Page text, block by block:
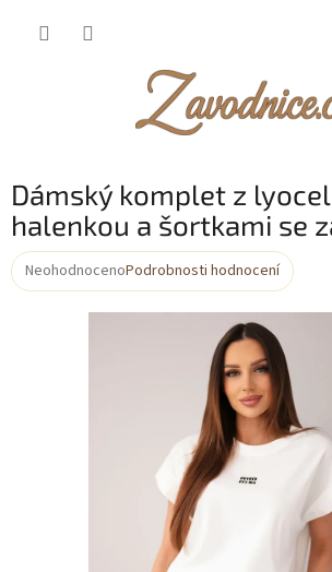
Dámský komplet z
halenkou a šortkami se
Průměrné
NeohodnocenoPodrobnosti hodnocení